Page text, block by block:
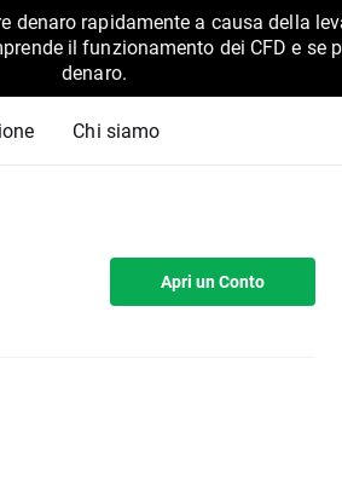
denaro rapidamente a causa della
il funzionamento dei CFD e se
denaro.
Chi siamo
Apri un Conto